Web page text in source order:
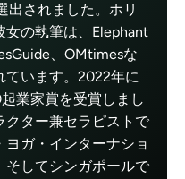
出されました。ホリ
女の執筆は、Elephant
、OMtimesな
ています。2022年に
業家賞を受賞しまし
クター兼セラピストで
ガ・インターナショ
そしてシンガポールで